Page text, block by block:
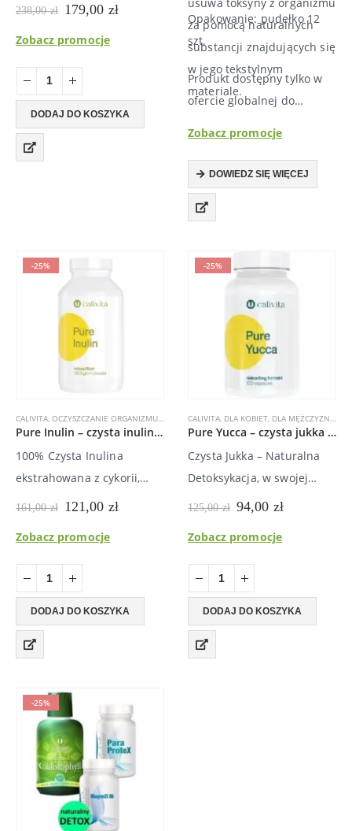
przeciwbakteryjnyne o
przedłużonym działaniu.
Zawarte w nim składniki, w
tym słynne Pau d’Arco,
przyczyniają się do ochrony
organizmu przed atakiem…
238,00zł Pierwotna
wynosiła:
238,00 zł.
179,00 złAktualna
Zobacz promocje
DODAJ DO KOSZYKA
za pomocą naturalnych
substancji znajdujących się
w jego tekstylnym
materiale.
Opakowanie: pudełko 12
szt.
Produkt dostępny tylko w
ofercie globalnej do
Zobacz promocje
DOWIEDZ SIĘ WIĘCEJ
-25%
CALIVITA, OCZYSZCZANIE ORGANIZMU,PREPARATY WSPOMAGAJĄCE ODCHUDZANIE,
Pure Inulin – czysta inulina z cykorii na prawidłowe funkcjonowanie przewodu pokarmowego
100% Czysta Inulina
ekstrahowana z cykorii,
wspomaga prawidłowe
pokarmowego,
detoksykację, utratę wagi.
Inulina korzystna dla
diabetyków. Ze względu na
wysoką zawartość
rozpuszczalnego w wodzie
wspomaga…
161,00zł Pierwotna
wynosiła:
161,00 zł.
121,00 złAktualna
Zobacz promocje
DODAJ DO KOSZYKA
-25%
CALIVITA, DLA KOBIET, DLA MĘŻCZYZN,
Pure Yucca – czysta jukka na odporność i oczyszczanie organizmu
Czysta Jukka – Naturalna
Detoksykacja, w swojej
esencji, jest bogatym
naturalnych pierwiastków o
działaniu steroidowym – o
właściwościach
moczopędnych,
przeciwzapalnych,
przeciwskurczowych i
125,00zł Pierwotna
wynosiła:
125,00 zł.
94,00 złAktualna
Zobacz promocje
DODAJ DO KOSZYKA
-25%